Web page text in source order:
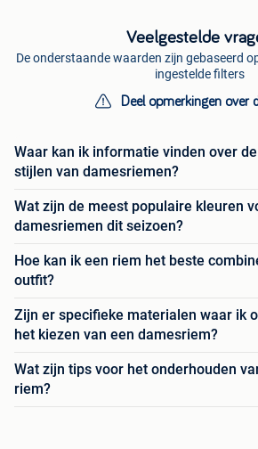
Veelgestelde
De onderstaande waarden zijn gebaseerd
ingestelde filters
Deel opmerkingen over
Waar kan ik informatie vinden over
stijlen van damesriemen?
Wat zijn de meest populaire kleuren
damesriemen dit seizoen?
Hoe kan ik een riem het beste
outfit?
Zijn er specifieke materialen waar ik
het kiezen van een damesriem?
Wat zijn tips voor het onderhouden
riem?